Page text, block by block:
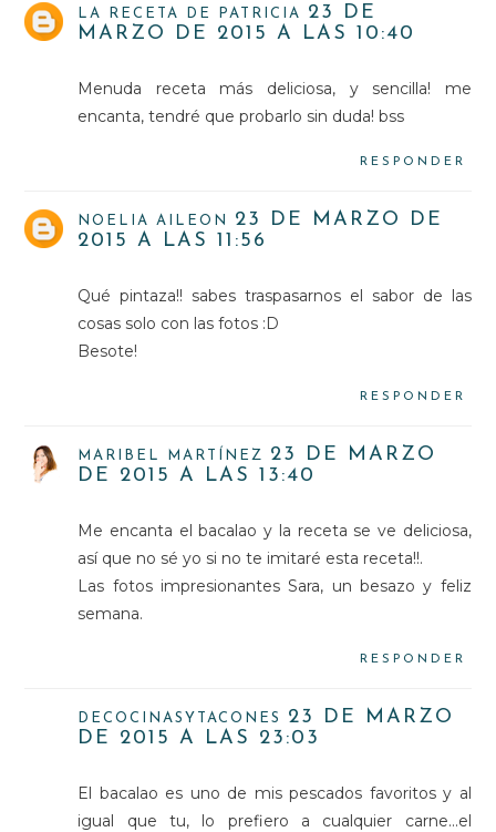
LA RECETA DE PATRICIA
23 DE
MARZO DE 2015 A LAS 10:40
Menuda receta más deliciosa, y sencilla! me
encanta, tendré que probarlo sin duda! bss
RESPONDER
NOELIA AILEON
23 DE MARZO DE
2015 A LAS 11:56
Qué pintaza!! sabes traspasarnos el sabor de las
cosas solo con las fotos :D
Besote!
RESPONDER
MARIBEL MARTÍNEZ
23 DE MARZO
DE 2015 A LAS 13:40
Me encanta el bacalao y la receta se ve deliciosa,
así que no sé yo si no te imitaré esta receta!!.
Las fotos impresionantes Sara, un besazo y feliz
semana.
RESPONDER
DECOCINASYTACONES
23 DE MARZO
DE 2015 A LAS 23:03
El bacalao es uno de mis pescados favoritos y al
igual que tu, lo prefiero a cualquier carne...el